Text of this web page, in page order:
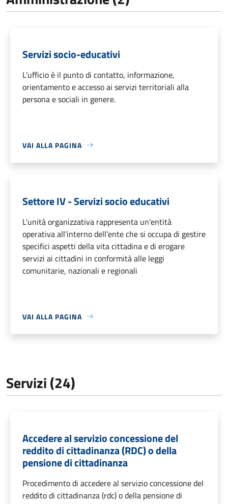
Servizi socio-educativi
L’ufficio è il punto di contatto, informazione,
orientamento e accesso ai servizi territoriali alla
persona e sociali in genere.
VAI ALLA PAGINA
Settore IV - Servizi socio educativi
L'unità organizzativa rappresenta un'entità
operativa all'interno dell'ente che si occupa di gestire
specifici aspetti della vita cittadina e di erogare
servizi ai cittadini in conformità alle leggi
comunitarie, nazionali e regionali
VAI ALLA PAGINA
Servizi (24)
Accedere al servizio concessione del
reddito di cittadinanza (RDC) o della
pensione di cittadinanza
Procedimento di accedere al servizio concessione del
reddito di cittadinanza (rdc) o della pensione di